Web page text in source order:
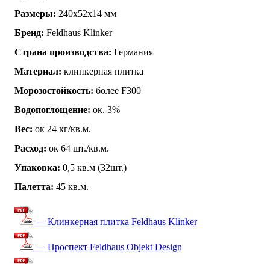
Размеры: 240x52x14 мм
Бренд: Feldhaus Klinker
Страна производства: Германия
Материал: клинкерная плитка
Морозостойкость: более F300
Водопоглощение: ок. 3%
Вес: ок 24 кг/кв.м.
Расход: ок 64 шт./кв.м.
Упаковка: 0,5 кв.м (32шт.)
Палетта: 45 кв.м.
— Клинкерная плитка Feldhaus Klinker
— Проспект Feldhaus Objekt Design